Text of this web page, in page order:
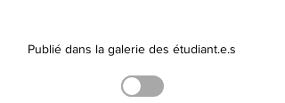
Publié dans la galerie des étudiant.e.s